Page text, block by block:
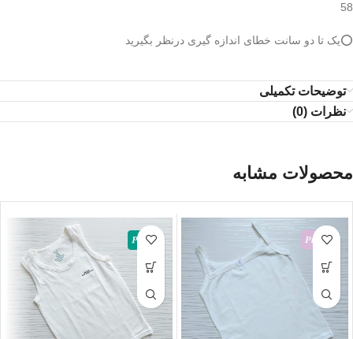
58
⭕️یک تا دو سانت خطای اندازه گیری درنظر بگیرید
توضیحات تکمیلی
نظرات (0)
محصولات مشابه